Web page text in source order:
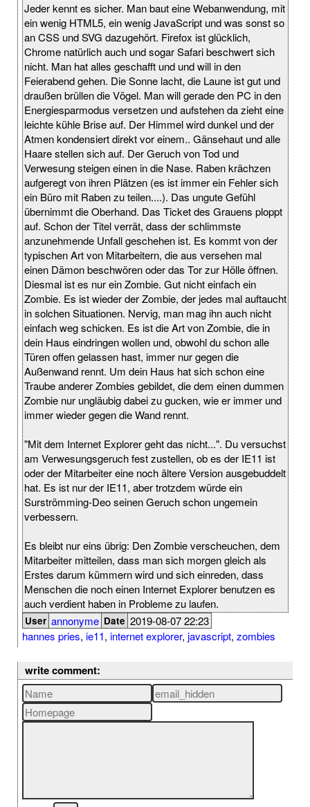
Jeder kennt es sicher. Man baut eine Webanwendung, mit
ein wenig HTML5, ein wenig JavaScript und was sonst so
an CSS und SVG dazugehört. Firefox ist glücklich,
Chrome natürlich auch und sogar Safari beschwert sich
nicht. Man hat alles geschafft und und will in den
Feierabend gehen. Die Sonne lacht, die Laune ist gut und
draußen brüllen die Vögel. Man will gerade den PC in den
Energiesparmodus versetzen und aufstehen da zieht eine
leichte kühle Brise auf. Der Himmel wird dunkel und der
Atmen kondensiert direkt vor einem.. Gänsehaut und alle
Haare stellen sich auf. Der Geruch von Tod und
Verwesung steigen einen in die Nase. Raben krächzen
aufgeregt von ihren Plätzen (es ist immer ein Fehler sich
ein Büro mit Raben zu teilen....). Das ungute Gefühl
übernimmt die Oberhand. Das Ticket des Grauens ploppt
auf. Schon der Titel verrät, dass der schlimmste
anzunehmende Unfall geschehen ist. Es kommt von der
typischen Art von Mitarbeitern, die aus versehen mal
einen Dämon beschwören oder das Tor zur Hölle öffnen.
Diesmal ist es nur ein Zombie. Gut nicht einfach ein
Zombie. Es ist wieder der Zombie, der jedes mal auftaucht
in solchen Situationen. Nervig, man mag ihn auch nicht
einfach weg schicken. Es ist die Art von Zombie, die in
dein Haus eindringen wollen und, obwohl du schon alle
Türen offen gelassen hast, immer nur gegen die
Außenwand rennt. Um dein Haus hat sich schon eine
Traube anderer Zombies gebildet, die dem einen dummen
Zombie nur ungläubig dabei zu gucken, wie er immer und
immer wieder gegen die Wand rennt.
"Mit dem Internet Explorer geht das nicht...". Du versuchst
am Verwesungsgeruch fest zustellen, ob es der IE11 ist
oder der Mitarbeiter eine noch ältere Version ausgebuddelt
hat. Es ist nur der IE11, aber trotzdem würde ein
Surströmming-Deo seinen Geruch schon ungemein
verbessern.
Es bleibt nur eins übrig: Den Zombie verscheuchen, dem
Mitarbeiter mitteilen, dass man sich morgen gleich als
Erstes darum kümmern wird und sich einreden, dass
Menschen die noch einen Internet Explorer benutzen es
auch verdient haben in Probleme zu laufen.
User annonyme Date 2019-08-07 22:23
hannes pries, ie11, internet explorer, javascript, zombies
write comment: